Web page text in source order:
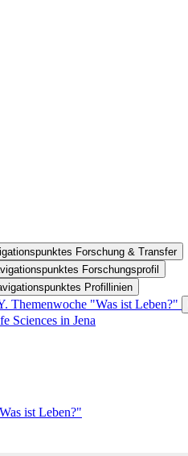
Forschung & Transfer
Forschungsprofil
Profillinien
"Was ist Leben?"
Sciences in Jena
ist Leben?"